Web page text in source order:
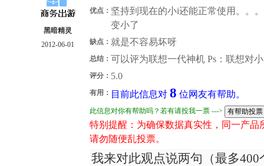
黑暗精灵
2012-06-01
优点： 坚持到现在的小i还能正常使用。。
变小了
缺点： 就是不容易坏呀
总结： 可以评为联想一代神机 Ps：联想对
评分： 5.0
有用： 目前此信息对 8 位网友有帮助。
此信息对你有帮助吗？若有请投我一票 --->
特别提醒：为确保数据真实性，同一产
请勿随便乱投票。
我来对此观点说两句（最多400